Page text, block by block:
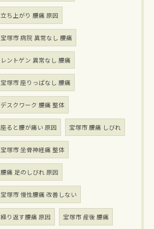
立ち上がり 腰痛 原因
宝塚市 病院 異常なし 腰痛
レントゲン 異常なし 腰痛
宝塚市 座りっぱなし 腰痛
デスクワーク 腰痛 整体
座ると腰が痛い 原因 宝塚市 腰痛 しびれ
宝塚市 坐骨神経痛 整体
腰痛 足のしびれ 原因
宝塚市 慢性腰痛 改善しない
繰り返す腰痛 原因 宝塚市 産後 腰痛